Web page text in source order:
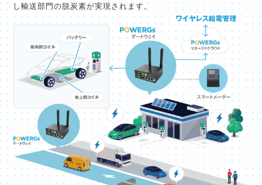
し輸送部門の脱炭素が実現されます。